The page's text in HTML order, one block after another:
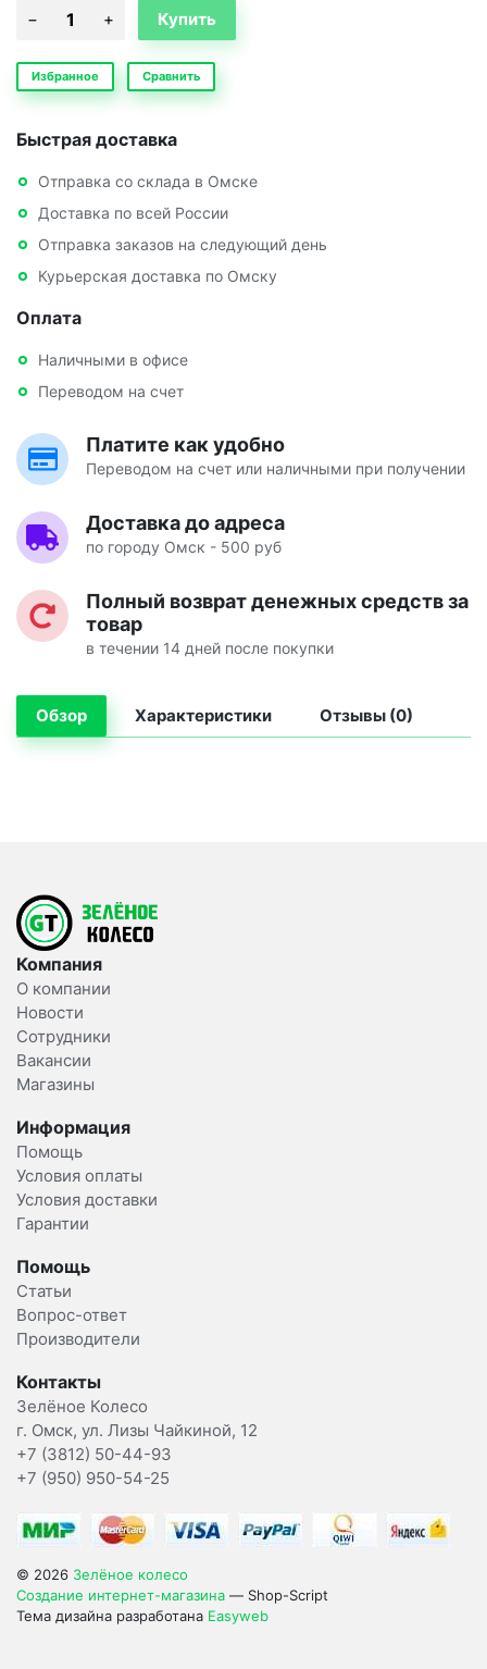
Избранное Сравнить
Быстрая доставка
Отправка со склада в Омске
Доставка по всей России
Отправка заказов на следующий день
Курьерская доставка по Омску
Оплата
Наличными в офисе
Переводом на счет
Платите как удобно
Переводом на счет или наличными при получении
Доставка до адреса
по городу Омск - 500 руб
Полный возврат денежных средств за
товар
в течении 14 дней после покупки
Обзор Характеристики Отзывы (0)
Компания
О компании
Новости
Сотрудники
Вакансии
Магазины
Информация
Помощь
Условия оплаты
Условия доставки
Гарантии
Помощь
Статьи
Вопрос-ответ
Производители
Контакты
Зелёное Колесо
г. Омск, ул. Лизы Чайкиной, 12
+7 (3812) 50-44-93
+7 (950) 950-54-25
© 2026 Зелёное колесо
Создание интернет-магазина — Shop-Script
Тема дизайна разработана Easyweb